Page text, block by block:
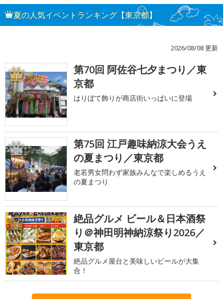
夏の人気イベントランキング【東京都】
2026/08/08 更新
1
第70回 阿佐谷七夕まつり／東
京都
はりぼて飾りが商店街いっぱいに登場
2
第75回 江戸趣味納涼大会うえ
の夏まつり／東京都
老若男女問わず家族みんなで楽しめるうえ
の夏まつり
3
絶品グルメ ビール＆日本酒祭
り＠神田明神納涼祭り2026／
東京都
絶品グルメ屋台と美味しいビールが大集
合！